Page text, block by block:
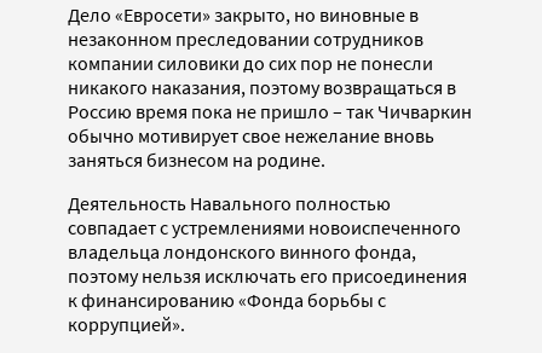
Дело «Евросети» закрыто, но виновные в
незаконном преследовании сотрудников
компании силовики до сих пор не понесли
никакого наказания, поэтому возвращаться в
Россию время пока не пришло – так Чичваркин
обычно мотивирует свое нежелание вновь
заняться бизнесом на родине.
Деятельность Навального полностью
совпадает с устремлениями новоиспеченного
владельца лондонского винного фонда,
поэтому нельзя исключать его присоединения
к финансированию «Фонда борьбы с
коррупцией».